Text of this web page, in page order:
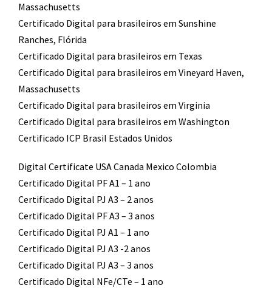
Massachusetts
Certificado Digital para brasileiros em Sunshine
Ranches, Flórida
Certificado Digital para brasileiros em Texas
Certificado Digital para brasileiros em Vineyard Haven,
Massachusetts
Certificado Digital para brasileiros em Virginia
Certificado Digital para brasileiros em Washington
Certificado ICP Brasil Estados Unidos
Digital Certificate USA Canada Mexico Colombia
Certificado Digital PF A1 – 1 ano
Certificado Digital PJ A3 – 2 anos
Certificado Digital PF A3 – 3 anos
Certificado Digital PJ A1 – 1 ano
Certificado Digital PJ A3 -2 anos
Certificado Digital PJ A3 – 3 anos
Certificado Digital NFe/CTe – 1 ano